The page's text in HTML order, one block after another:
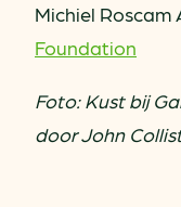
Michiel Roscam
Foundation
Foto: Kust bij
door John